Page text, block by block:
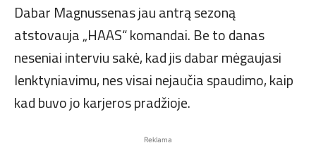
Dabar Magnussenas jau antrą sezoną
atstovauja „HAAS“ komandai. Be to danas
neseniai interviu sakė, kad jis dabar mėgaujasi
lenktyniavimu, nes visai nejaučia spaudimo, kaip
kad buvo jo karjeros pradžioje.
Reklama